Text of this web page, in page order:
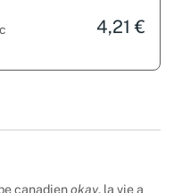
4,21 €